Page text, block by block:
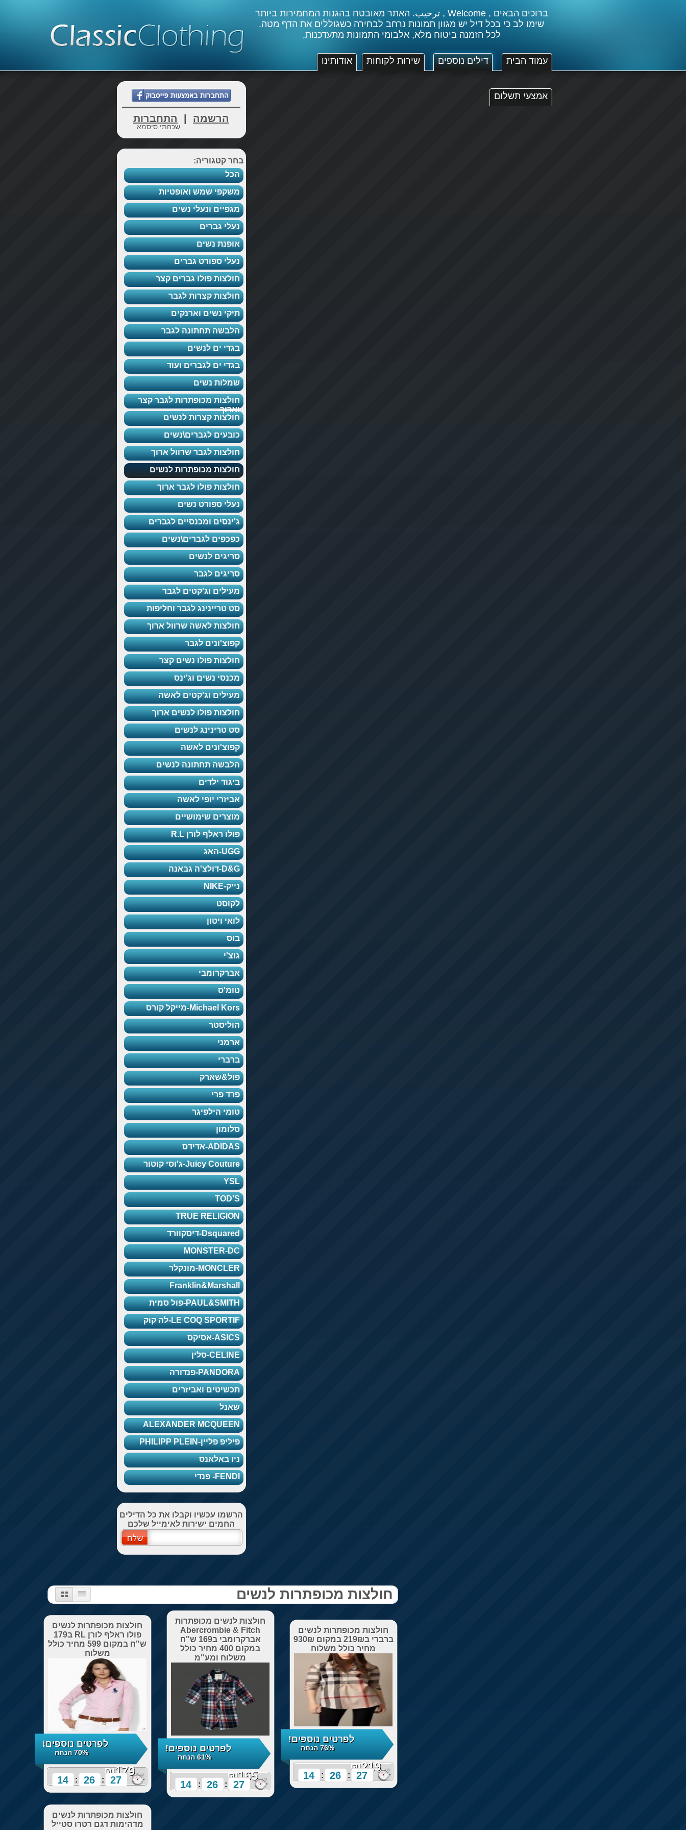
ברוכים הבאים , Welcome , ترحيب. האתר מאובטח בהגנות המחמירות ביותר
שימו לב כי בכל דיל יש מגוון תמונות נרחב לבחירה כשגוללים את הדף מטה.
לכל הזמנה ביטוח מלא, אלבומי התמונות מתעדכנות,
עמוד הבית דילים נוספים שירות לקוחות אודותינו
אמצעי תשלום
הרשמה התחברות
שכחתי סיסמא
בחר קטגוריה:
הכל
משקפי שמש ואופטיות
מגפיים ונעלי נשים
נעלי גברים
אופנת נשים
נעלי ספורט גברים
חולצות פולו גברים קצר
חולצות קצרות לגבר
תיקי נשים וארנקים
הלבשה תחתונה לגבר
בגדי ים לנשים
בגדי ים לגברים ועוד
שמלות נשים
חולצות מכופתרות לגבר קצר
וארוך
חולצות קצרות לנשים
כובעים לגברים\נשים
חולצות לגבר שרוול ארוך
חולצות מכופתרות לנשים
חולצות פולו לגבר ארוך
נעלי ספורט נשים
ג'ינסים ומכנסיים לגברים
כפכפים לגברים\נשים
סריגים לנשים
סריגים לגבר
מעילים וג'קטים לגבר
סט טריינינג לגבר וחליפות
חולצות לאשה שרוול ארוך
קפוצ'ונים לגבר
חולצות פולו נשים קצר
מכנסי נשים וג'ינס
מעילים וג'קטים לאשה
חולצות פולו לנשים ארוך
סט טרינינג לנשים
קפוצ'ונים לאשה
הלבשה תחתונה לנשים
ביגוד ילדים
אביזרי יופי לאשה
מוצרים שימושיים
פולו ראלף לורן R.L
UGG-האג
D&G-דולצ'ה גבאנה
נייק-NIKE
לקוסט
לואי ויטון
בוס
גוצ'י
אברקרומבי
טומ'ס
Michael Kors-מייקל קורס
הוליסטר
ארמני
ברברי
פול&שארק
פרד פרי
טומי הילפיגר
סלומון
ADIDAS-אדידס
Juicy Couture-ג'וסי קוטור
YSL
TOD'S
TRUE RELIGION
Dsquared-דיסקוורד
MONSTER-DC
MONCLER-מונקלר
Franklin&Marshall
PAUL&SMITH-פול סמית
LE COQ SPORTIF-לה קוק
ASICS-אסיקס
CELINE-סלין
PANDORA-פנדורה
תכשיטים ואביזרים
שאנל
ALEXANDER MCQUEEN
פיליפ פליין-PHILIPP PLEIN
ניו באלאנס
FENDI- פנדי
הרשמו עכשיו וקבלו את כל הדילים
החמים ישירות לאימייל שלכם
חולצות מכופתרות לנשים
חולצות מכופתרות לנשים
פולו ראלף לורן RL ב179
ש"ח במקום 599 מחיר כולל
משלוח
לפרטים נוספים!
70% הנחה
₪179
14 : 26 : 26
חולצות לנשים מכופתרות
Abercrombie & Fitch
אברקרומבי ב169 ש"ח
במקום 400 מחיר כולל
משלוח ומע"מ
לפרטים נוספים!
61% הנחה
₪165
14 : 26 : 26
חולצות מכופתרות לנשים
ברברי ב219₪ במקום 930₪
מחיר כולל משלוח
לפרטים נוספים!
76% הנחה
₪219
14 : 26 : 26
חולצות מכופתרות לנשים
מדהימות דגם רטרו סטייל